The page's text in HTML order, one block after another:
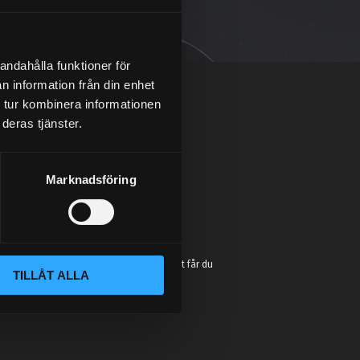
funktioner för
information från din enhet
kombinera informationen
tjänster.
Marknadsföring
TILLÅT ALLA
kundtjänst och mångårig erfarenhet får du
blir tom!